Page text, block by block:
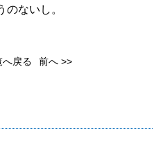
ないし。
へ戻る 前へ >>